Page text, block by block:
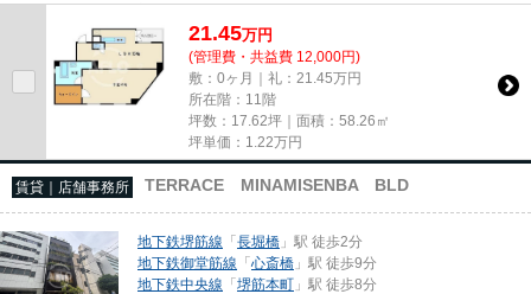
尚、弊社ではおとり広告は一切...
21.45万円
(管理費・共益費 12,000円)
敷：0ヶ月｜礼：21.45万円
所在階：11階
坪数：17.62坪｜面積：58.26㎡
坪単価： 1.22万円
賃貸｜店舗事務所 TERRACE MINAMISENBA BLD
地下鉄堺筋線 「長堀橋 」駅 徒歩2分
地下鉄御堂筋線 「心斎橋 」駅 徒歩9分
地下鉄中央線 「堺筋本町 」駅 徒歩8分